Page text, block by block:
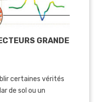
GRANDE
certaines vérités
de sol ou un